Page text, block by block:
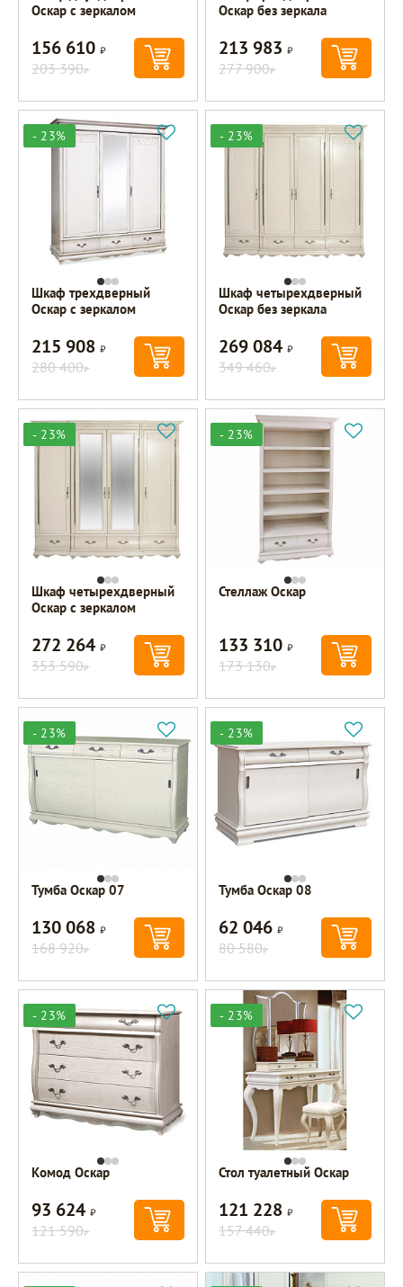
Оскар с зеркалом
156 610Р
203 390Р
Оскар без зеркала
213 983Р
277 900Р
- 23%
Шкаф трехдверный
Оскар с зеркалом
215 908Р
280 400Р
- 23%
Шкаф четырехдверный
Оскар без зеркала
269 084Р
349 460Р
- 23%
Шкаф четырехдверный
Оскар с зеркалом
272 264Р
353 590Р
- 23%
Стеллаж Оскар
133 310Р
173 130Р
- 23%
Тумба Оскар 07
130 068Р
168 920Р
- 23%
Тумба Оскар 08
62 046Р
80 580Р
- 23%
Комод Оскар
93 624Р
121 590Р
- 23%
Стол туалетный Оскар
121 228Р
157 440Р